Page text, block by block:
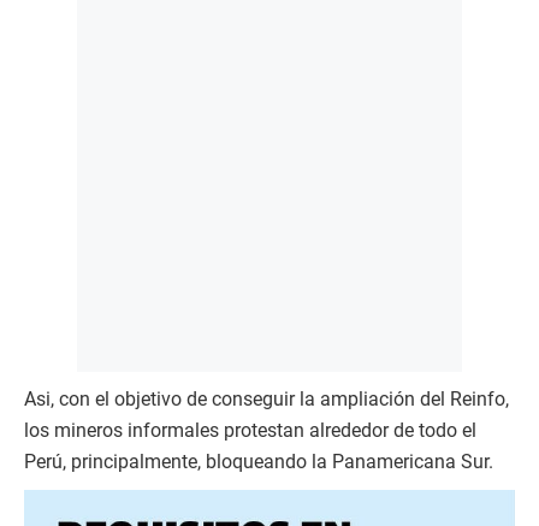
Asi, con el objetivo de conseguir la ampliación del Reinfo,
los mineros informales protestan alrededor de todo el
Perú, principalmente, bloqueando la Panamericana Sur.